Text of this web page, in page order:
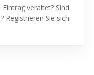
veraltet? Sind
Registrieren Sie sich